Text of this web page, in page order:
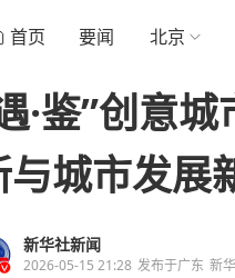
首页 要闻 北京
·鉴”创意
与城市发展
新华社新闻
2026-05-15 21:28 发布于广东 新